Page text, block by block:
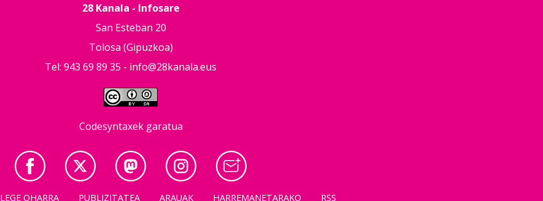
28 Kanala - Infosare
San Esteban 20
Tolosa (Gipuzkoa)
Tel: 943 69 89 35 - info@28kanala.eus
Codesyntaxek garatua
LEGE OHARRA PUBLIZITATEA ARAUAK HARREMANETARAKO RSS